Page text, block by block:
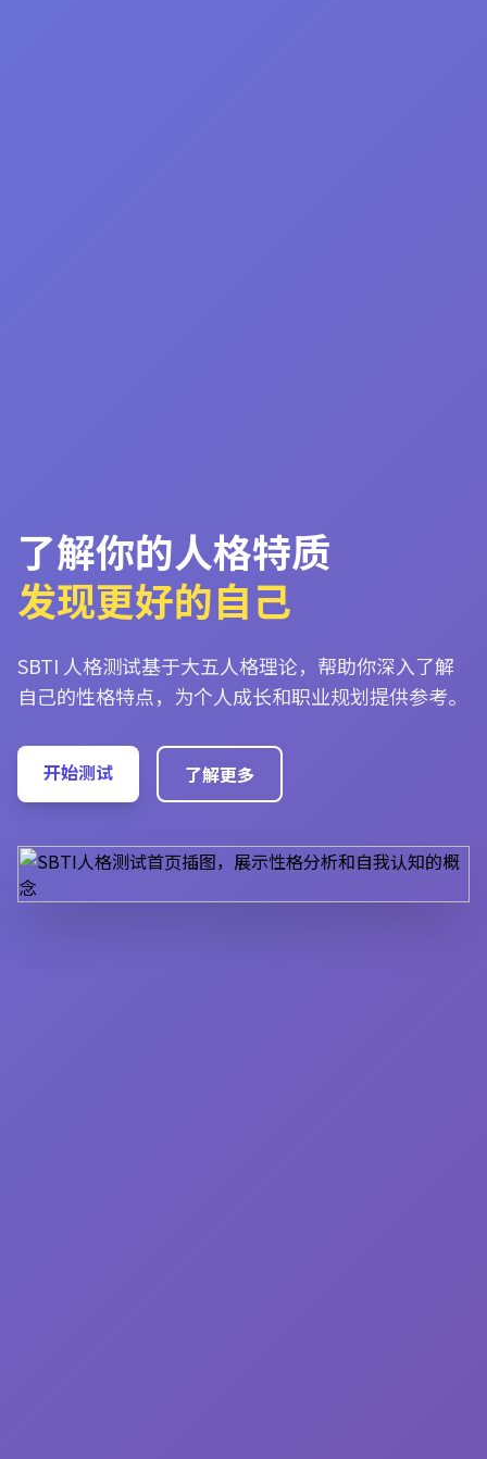
了解你的人格特质
发现更好的自己
SBTI 人格测试基于大五人格理论，帮助你深入了解
自己的性格特点，为个人成长和职业规划提供参考。
开始测试 了解更多